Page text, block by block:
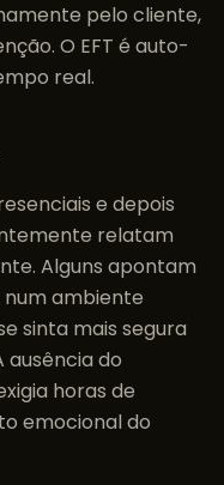
pelo cliente,
O EFT é auto-
real.
e depois
relatam
Alguns apontam
ambiente
sinta mais segura
ausência do
horas de
emocional do